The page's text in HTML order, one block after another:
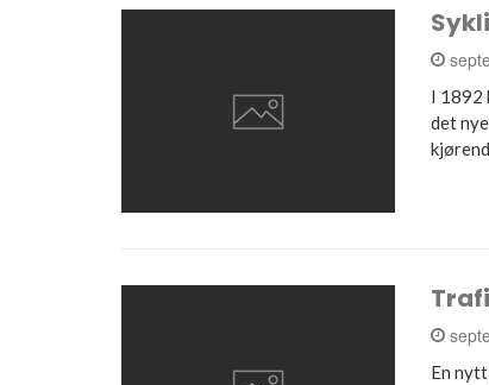
I 1892
det
En